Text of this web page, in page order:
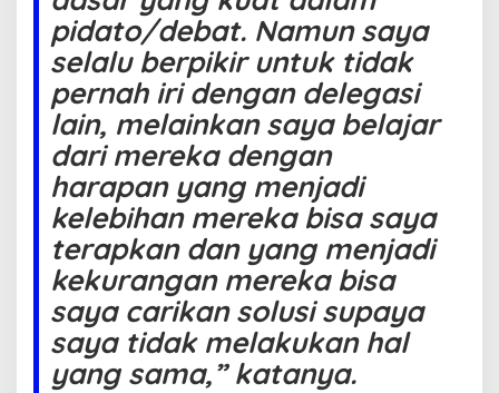
pidato/debat. Namun saya
selalu berpikir untuk tidak
pernah iri dengan delegasi
lain, melainkan saya belajar
dari mereka dengan
harapan yang menjadi
kelebihan mereka bisa saya
terapkan dan yang menjadi
kekurangan mereka bisa
saya carikan solusi supaya
saya tidak melakukan hal
yang sama,” katanya.